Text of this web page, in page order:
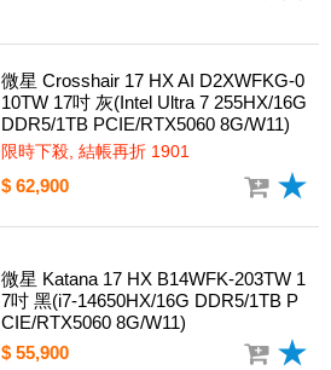
微星 Crosshair 17 HX AI D2XWFKG-0
10TW 17吋 灰(Intel Ultra 7 255HX/16G
DDR5/1TB PCIE/RTX5060 8G/W11)
限時下殺, 結帳再折 1901
$ 62,900
微星 Katana 17 HX B14WFK-203TW 1
7吋 黑(i7-14650HX/16G DDR5/1TB P
CIE/RTX5060 8G/W11)
$ 55,900